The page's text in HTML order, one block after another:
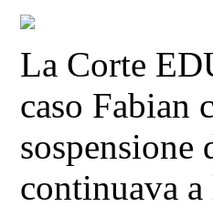
La Corte
caso Fabian
continuava